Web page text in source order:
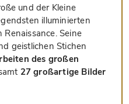
und der Kleine
illuminierten
Seine
geistlichen Stichen
des großen
27 großartige Bilder